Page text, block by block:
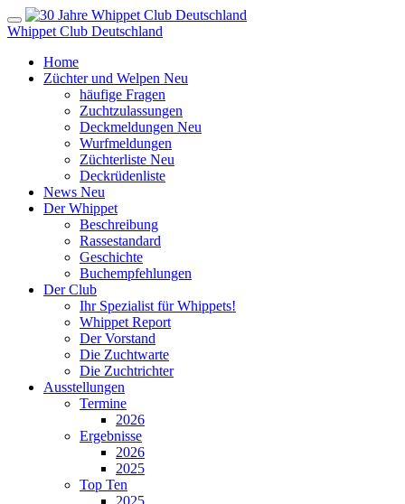
Whippet Club Deutschland
Home
Züchter und Welpen Neu
häufige Fragen
Zuchtzulassungen
Deckmeldungen Neu
Wurfmeldungen
Züchterliste Neu
Deckrüdenliste
News Neu
Der Whippet
Beschreibung
Rassestandard
Geschichte
Buchempfehlungen
Der Club
Ihr Spezialist für Whippets!
Whippet Report
Der Vorstand
Die Zuchtwarte
Die Zuchtrichter
Ausstellungen
Termine
2026
Ergebnisse
2026
2025
Top Ten
2025